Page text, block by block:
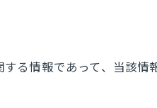
る情報であって、当該情